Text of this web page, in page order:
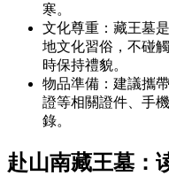
寒。
文化尊重：藏王墓
地文化習俗，不碰
時保持禮貌。
物品準備：建議攜
證等相關證件、手
錄。
赴山南藏王墓：